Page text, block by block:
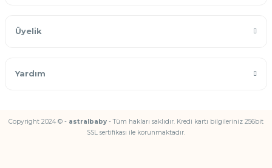
Üyelik
Yardım
Copyright 2024 © - astralbaby - Tüm hakları saklıdır. Kredi kartı bilgileriniz 256bit
SSL sertifikası ile korunmaktadır.